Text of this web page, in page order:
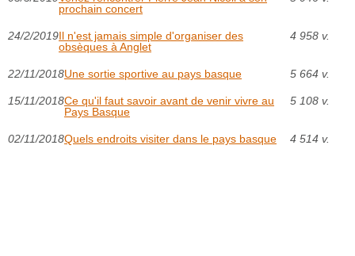
prochain concert
24/2/2019Il n'est jamais simple d'organiser des
obsèques à Anglet
4 958 v.
22/11/2018Une sortie sportive au pays basque 5 664 v.
15/11/2018Ce qu'il faut savoir avant de venir vivre au
Pays Basque
5 108 v.
02/11/2018Quels endroits visiter dans le pays basque 4 514 v.